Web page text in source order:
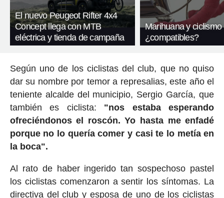
El nuevo Peugeot Rifter 4x4
Concept llega con MTB
eléctrica y tienda de campaña
Marihuana y ciclismo
¿compatibles?
Según uno de los ciclistas del club, que no quiso
dar su nombre por temor a represalias, este año el
teniente alcalde del municipio, Sergio García, que
también es ciclista: "nos estaba esperando
ofreciéndonos el roscón. Yo hasta me enfadé
porque no lo quería comer y casi te lo metía en
la boca".
Al rato de haber ingerido tan sospechoso pastel
los ciclistas comenzaron a sentir los síntomas. La
directiva del club y esposa de uno de los ciclistas